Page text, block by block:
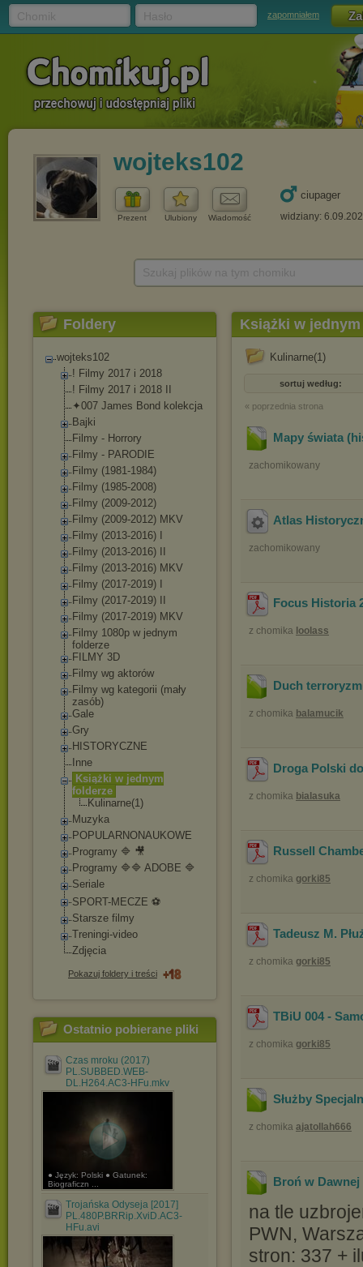
zapomniałem
wojteks102
Prezent Ulubiony Wiadomość
ciupager
widziany:
Foldery
wojteks102
! Filmy 2017 i 2018
! Filmy 2017 i 2018 II
✦007 James Bond kolekcja
Bajki
Filmy - Horrory
Filmy - PARODIE
Filmy (1981-1984)
Filmy (1985-2008)
Filmy (2009-2012)
Filmy (2009-2012) MKV
Filmy (2013-2016) I
Filmy (2013-2016) II
Filmy (2013-2016) MKV
Filmy (2017-2019) I
Filmy (2017-2019) II
Filmy (2017-2019) MKV
Filmy 1080p w jednym
folderze
FILMY 3D
Filmy wg aktorów
Filmy wg kategorii (mały
zasób)
Gale
Gry
HISTORYCZNE
Inne
Książki w jednym
folderze
Kulinarne(1)
Muzyka
POPULARNONAUKOWE
Programy 🔷 🎥
Programy 🔷🔷 ADOBE 🔷
Seriale
SPORT-MECZE ⚽
Starsze filmy
Treningi-video
Zdjęcia
Pokazuj foldery i treści
Ostatnio pobierane pliki
Czas mroku (2017)
PL.SUBBED.WEB-
DL.H264.AC3-HFu.mkv
● Język: Polski ● Gatunek:
Biograficzn ...
Trojańska Odyseja [2017]
PL.480P.BRRip.XviD.AC3-
HFu.avi
Książki w
Kulinarne(1)
sortuj według:
« poprzednia strona
Mapy świata
zachomikowany
Atlas
zachomikowany
Focus Historia
z chomika loolass
Duch
z chomika balamucik
Droga Polski
z chomika bialasuka
Russell
z chomika gorki85
Tadeusz M.
z chomika gorki85
TBiU 004 -
z chomika gorki85
Służby
z chomika ajatollah666
Broń w Dawnej
na tle
PWN,
stron: 337 +